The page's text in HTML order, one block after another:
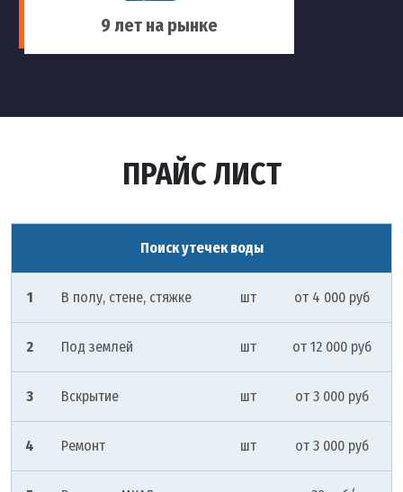
9 лет на рынке
ПРАЙС ЛИСТ
Поиск утечек воды
1 В полу, стене, стяжке шт от 4 000 руб
2 Под землей шт от 12 000 руб
3 Вскрытие шт от 3 000 руб
4 Ремонт шт от 3 000 руб